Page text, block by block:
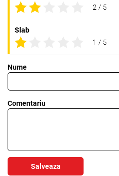
2 / 5
Slab
1 / 5
Nume
Comentariu
Salveaza